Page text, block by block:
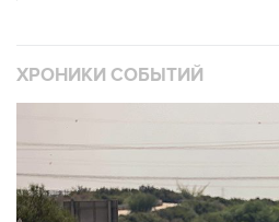
ХРОНИКИ СОБЫТИЙ